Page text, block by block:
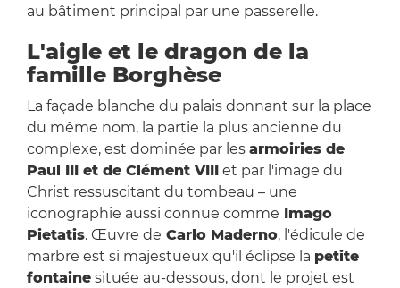
au bâtiment principal par une passerelle.
L'aigle et le dragon de la
famille Borghèse
La façade blanche du palais donnant sur la place
du même nom, la partie la plus ancienne du
complexe, est dominée par les armoiries de
Paul III et de Clément VIIIet par l'image du
Christ ressuscitant du tombeau – une
iconographie aussi connue comme Imago
Pietatis. Œuvre de Carlo Maderno, l'édicule de
marbre est si majestueux qu'il éclipse la petite
fontainesituée au-dessous, dont le projet est